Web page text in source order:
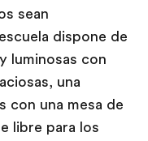
sean
dispone de
luminosas con
una
con una mesa de
libre para los